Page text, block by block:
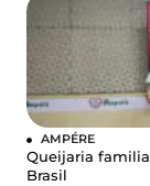
AMPÉRE
Queijaria
Brasil